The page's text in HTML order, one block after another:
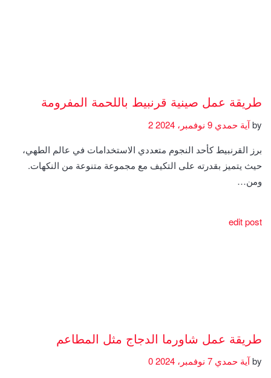
طريقة عمل صينية قرنبيط باللحمة المفرومة
byآية حمدي
برز القرنبيط كأحد النجوم متعددي الاستخدامات في عالم الطهي،
حيث يتميز بقدرته على التكيف مع مجموعة متنوعة من النكهات.
ومن…
edit post
طريقة عمل شاورما الدجاج مثل المطاعم
byآية حمدي